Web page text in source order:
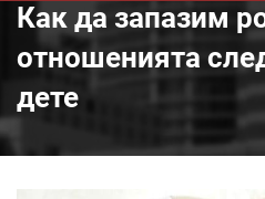
Как да запазим
отношенията
дете